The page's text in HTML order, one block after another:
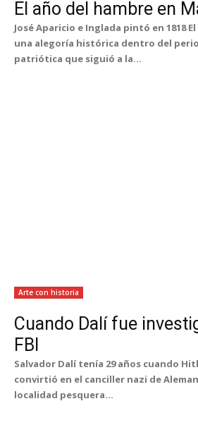
El año del hambre en
José Aparicio e Inglada pintó en 1818
una alegoría histórica dentro del
patriótica que siguió a la...
Arte con historia
Cuando Dalí fue
FBI
Salvador Dalí tenía 29 años cuando
convirtió en el canciller nazi de
localidad pesquera...